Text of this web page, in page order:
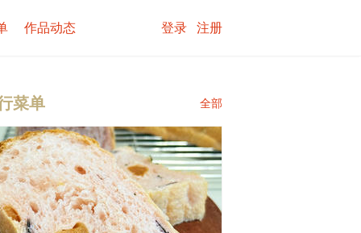
作品动态 登录 注册
菜单 全部